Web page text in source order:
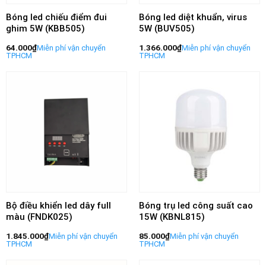
Bóng led chiếu điểm đui
ghim 5W (KBB505)
64.000₫
Bóng led diệt khuẩn, virus
5W (BUV505)
1.366.000₫
Bộ điều khiển led dây full
màu (FNDK025)
1.845.000₫
Bóng trụ led công suất cao
15W (KBNL815)
85.000₫